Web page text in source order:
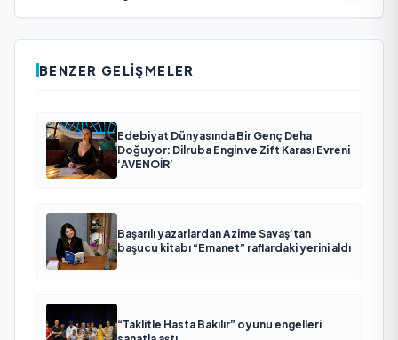
BENZER GELIŞMELER
Edebiyat Dünyasında Bir Genç Deha
Doğuyor: Dilruba Engin ve Zift Karası Evreni
‘AVENOİR’
Başarılı yazarlardan Azime Savaş’tan
başucu kitabı “Emanet” raflardaki yerini aldı
“Taklitle Hasta Bakılır” oyunu engelleri